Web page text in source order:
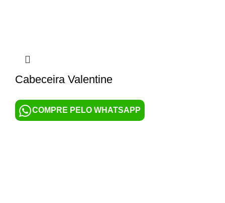
Cabeceira Valentine
COMPRE PELO WHATSAPP